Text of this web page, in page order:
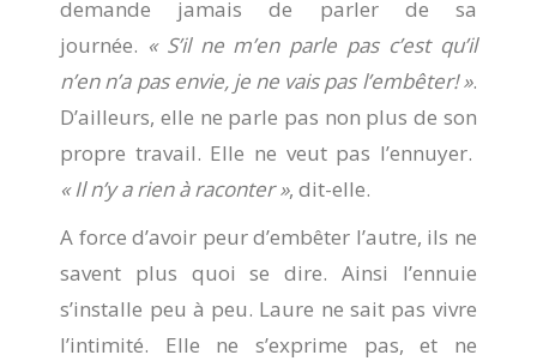
demande jamais de parler de sa
journée. « S’il ne m’en parle pas c’est qu’il
n’en n’a pas envie, je ne vais pas l’embêter! ».
D’ailleurs, elle ne parle pas non plus de son
propre travail. Elle ne veut pas l’ennuyer.
« Il n’y a rien à raconter », dit-elle.
A force d’avoir peur d’embêter l’autre, ils ne
savent plus quoi se dire. Ainsi l’ennuie
s’installe peu à peu. Laure ne sait pas vivre
l’intimité. Elle ne s’exprime pas, et ne